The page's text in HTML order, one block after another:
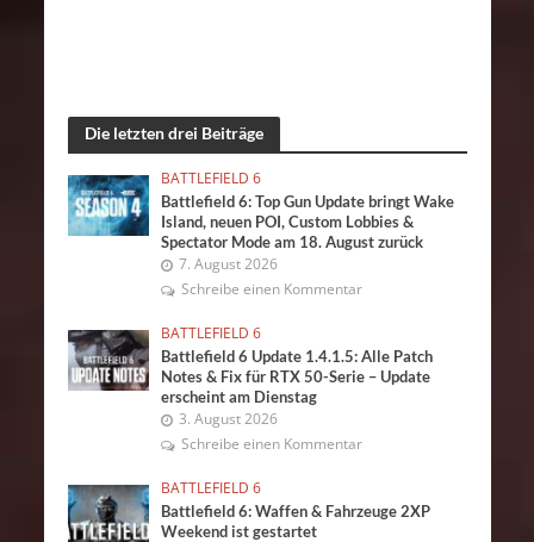
Die letzten drei Beiträge
BATTLEFIELD 6
Battlefield 6: Top Gun Update bringt Wake
Island, neuen POI, Custom Lobbies &
Spectator Mode am 18. August zurück
7. August 2026
Schreibe einen Kommentar
BATTLEFIELD 6
Battlefield 6 Update 1.4.1.5: Alle Patch
Notes & Fix für RTX 50-Serie – Update
erscheint am Dienstag
3. August 2026
Schreibe einen Kommentar
BATTLEFIELD 6
Battlefield 6: Waffen & Fahrzeuge 2XP
Weekend ist gestartet